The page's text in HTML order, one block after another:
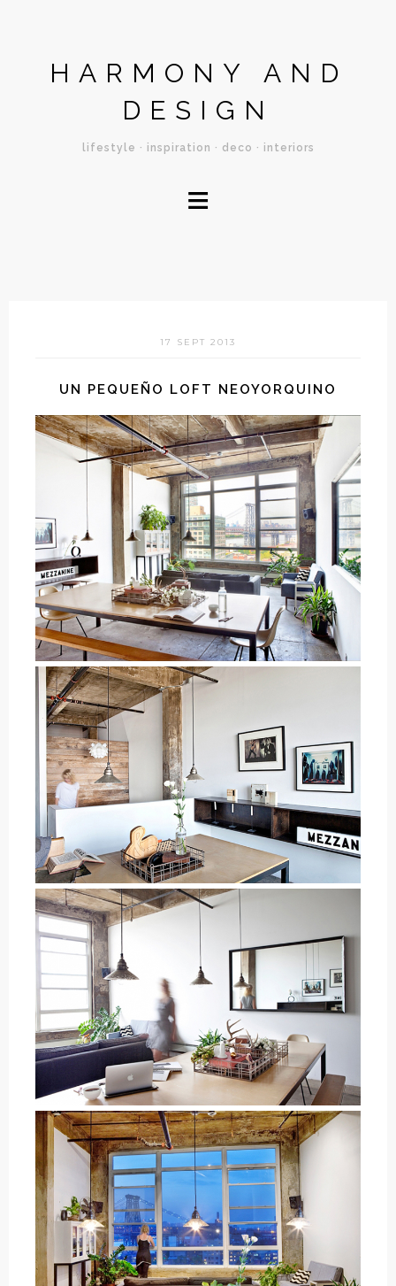
HARMONY AND
DESIGN
lifestyle · inspiration · deco · interiors
≡
17 SEPT 2013
UN PEQUEÑO LOFT NEOYORQUINO